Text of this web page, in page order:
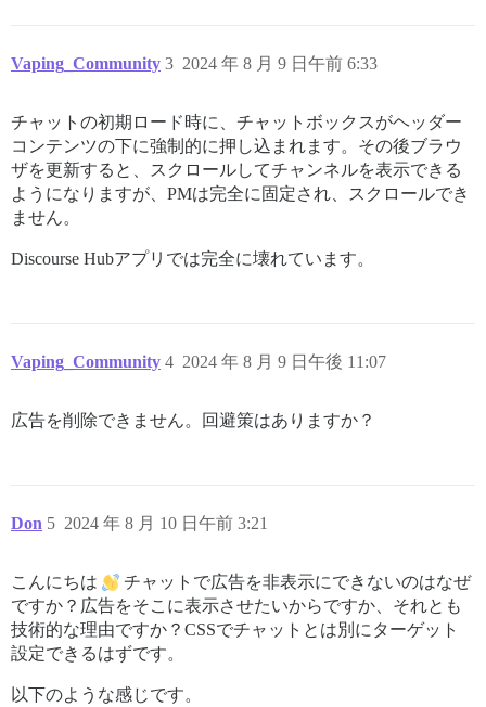
Vaping_Community 2024 年 8 月 9 日午前 6:33
3
チャットの初期ロード時に、チャットボックスがヘッダー
コンテンツの下に強制的に押し込まれます。その後ブラウ
ザを更新すると、スクロールしてチャンネルを表示できる
ようになりますが、PMは完全に固定され、スクロールでき
ません。
Discourse Hubアプリでは完全に壊れています。
Vaping_Community 2024 年 8 月 9 日午後 11:07
4
広告を削除できません。回避策はありますか？
Don 2024 年 8 月 10 日午前 3:21
5
こんにちは
チャットで広告を非表示にできないのはなぜ
ですか？広告をそこに表示させたいからですか、それとも
技術的な理由ですか？CSSでチャットとは別にターゲット
設定できるはずです。
以下のような感じです。